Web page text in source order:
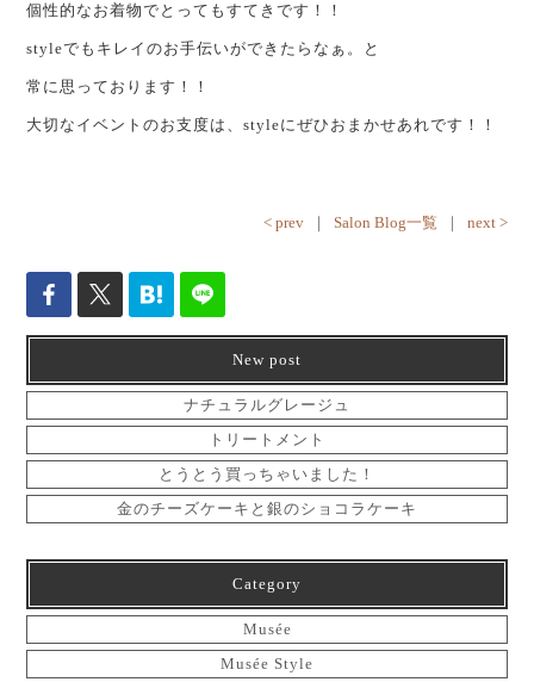
個性的なお着物でとってもすてきです！！
styleでもキレイのお手伝いができたらなぁ。と
常に思っております！！
大切なイベントのお支度は、styleにぜひおまかせあれです！！
< prev｜ Salon Blog一覧 ｜ next >
New post
ナチュラルグレージュ
トリートメント
とうとう買っちゃいました！
金のチーズケーキと銀のショコラケーキ
Category
Musée
Musée Style